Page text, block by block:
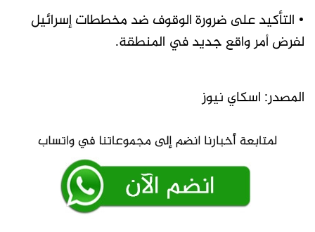
• التأكيد على ضرورة الوقوف ضد مخططات إسرائيل
لفرض أمر واقع جديد في المنطقة.
المصدر: اسكاي نيوز